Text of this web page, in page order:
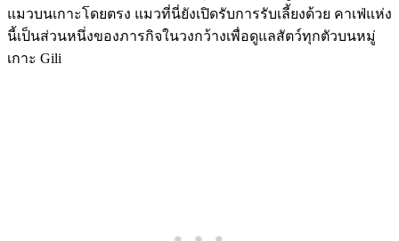
แมวบนเกาะโดยตรง แมวที่นี่ยังเปิดรับการรับเลี้ยงด้วย คาเฟ่แห่ง
นี้เป็นส่วนหนึ่งของภารกิจในวงกว้างเพื่อดูแลสัตว์ทุกตัวบนหมู่
เกาะ Gili